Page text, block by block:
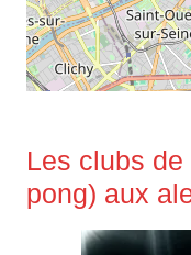
Les clubs
pong) aux